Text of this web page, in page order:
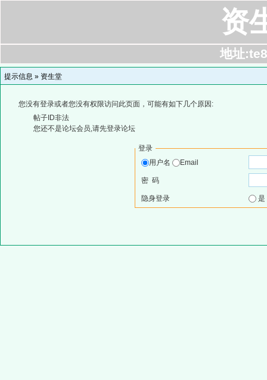
资
地址
提示信息 » 资生堂
您没有登录或者您没有权限访问此页面，可能有如下几个原因:
帖子ID非法
您还不是论坛会员,请先登录论坛
登录
用户名
Email
密 码
隐身登录